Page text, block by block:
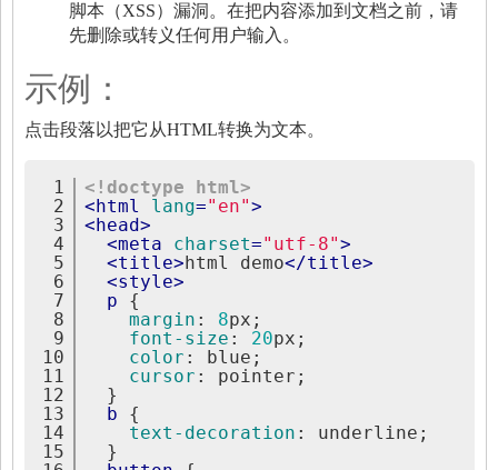
脚本（XSS）漏洞。在把内容添加到文档之前，请
先删除或转义任何用户输入。
示例：
点击段落以把它从HTML转换为文本。
1
2
3
4
5
6
7
8
9
10
11
12
13
14
15
<!doctype html>
<html lang="en">
<head>
<meta charset="utf-8">
<title>html demo</title>
<style>
p
{
margin : 8px;
font-size : 20px;
color :
blue;
cursor :
pointer;
}
b
{
text-decoration :
underline;
}